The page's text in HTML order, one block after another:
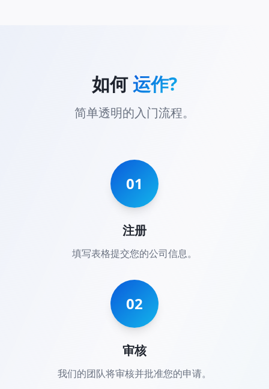
如何运作?
简单透明的入门流程。
01
注册
填写表格提交您的公司信息。
02
审核
我们的团队将审核并批准您的申请。